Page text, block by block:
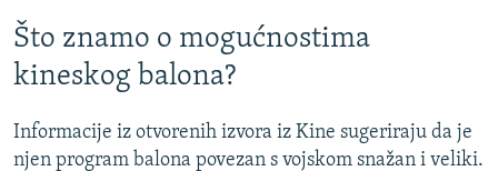
Što znamo o mogućnostima
kineskog balona?
Informacije iz otvorenih izvora iz Kine sugeriraju da je
njen program balona povezan s vojskom snažan i veliki.